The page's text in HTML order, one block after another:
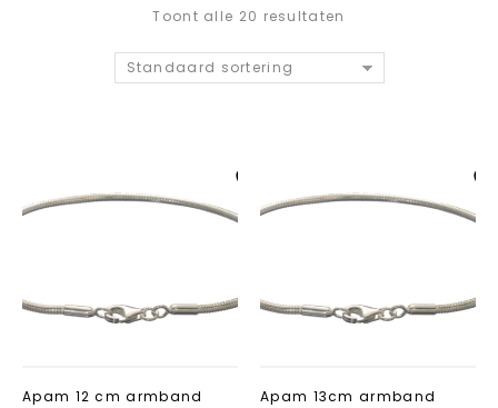
Toont alle 20 resultaten
Standaard sortering
Apam 12 cm armband Apam 13cm armband